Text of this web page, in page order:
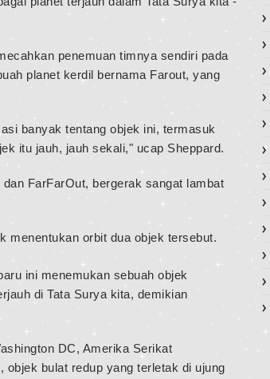
penemuan timnya sendiri pada
planet kerdil bernama Farout, yang
banyak tentang objek ini, termasuk
itu jauh, jauh sekali," ucap Sheppard.
FarFarOut, bergerak sangat lambat
menentukan orbit dua objek tersebut.
ini menemukan sebuah objek
di Tata Surya kita, demikian
DC, Amerika Serikat
bulat redup yang terletak di ujung